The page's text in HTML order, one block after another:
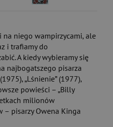
na niego wampirzycami, ale
i trafiamy do
A kiedy wybieramy się
najbogatszego pisarza
„Lśnienie” (1977),
powieści – „Billy
milionów
– pisarzy Owena Kinga